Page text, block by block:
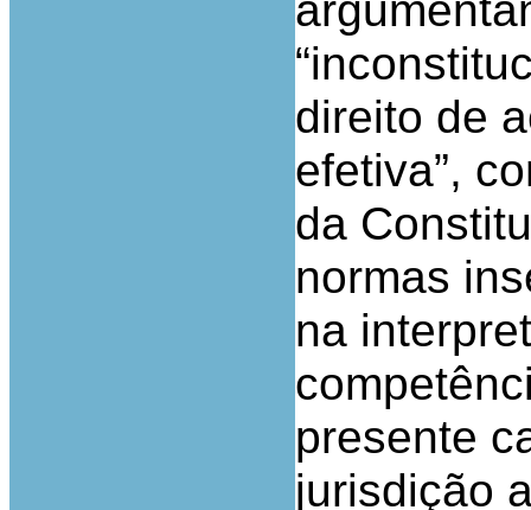
direito de
efetiva”,
da
normas
na
presente
jurisdição